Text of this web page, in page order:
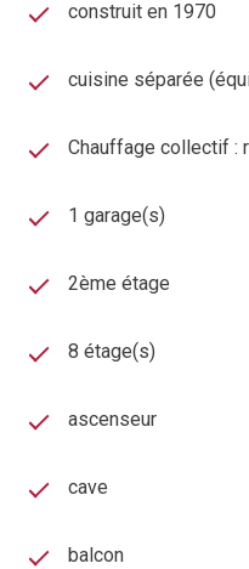
construit en 1970
cuisine séparée
Chauffage collectif :
1 garage(s)
2ème étage
8 étage(s)
ascenseur
cave
balcon